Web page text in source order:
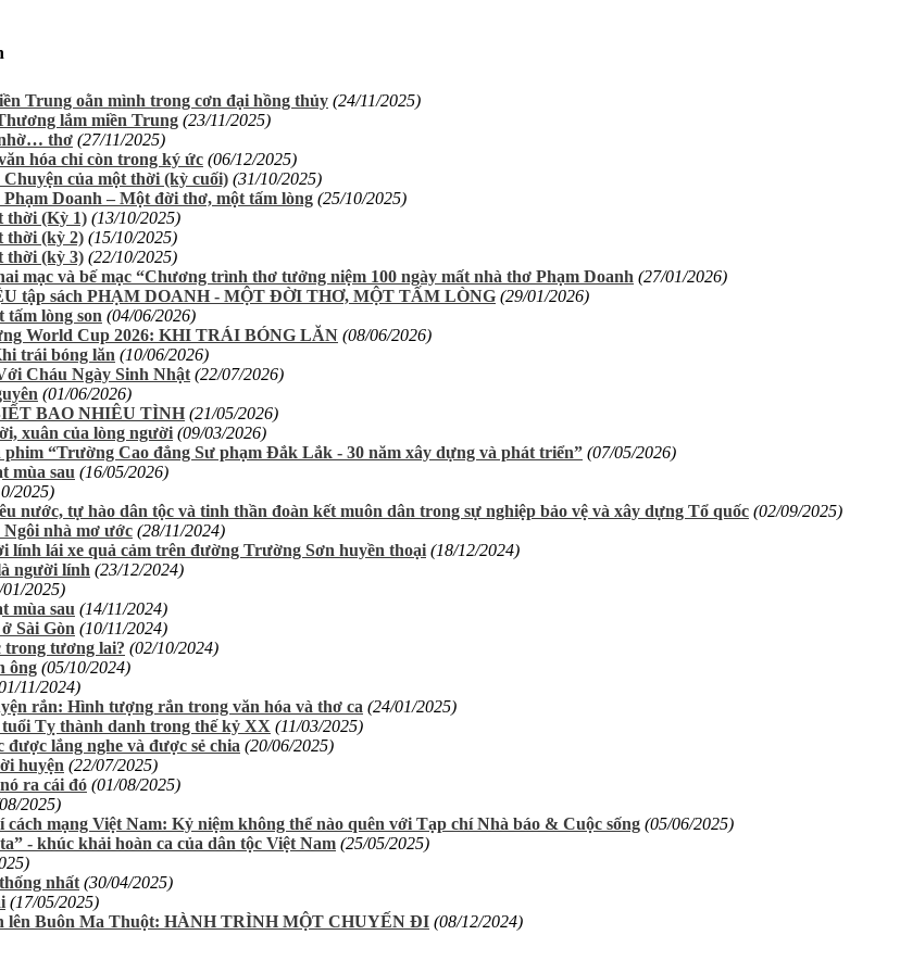
Trung oằn mình trong cơn đại hồng thủy (24/11/2025)
lắm miền Trung (23/11/2025)
thơ (27/11/2025)
hóa chỉ còn trong ký ức (06/12/2025)
của một thời (kỳ cuối) (31/10/2025)
Doanh – Một đời thơ, một tấm lòng (25/10/2025)
thời (Kỳ 1) (13/10/2025)
thời (kỳ 2) (15/10/2025)
thời (kỳ 3) (22/10/2025)
mạc và bế mạc “Chương trình thơ tưởng niệm 100 ngày mất nhà thơ Phạm Doanh (27/01/2026)
tập sách PHẠM DOANH - MỘT ĐỜI THƠ, MỘT TẤM LÒNG (29/01/2026)
tấm lòng son (04/06/2026)
World Cup 2026: KHI TRÁI BÓNG LĂN (08/06/2026)
trái bóng lăn (10/06/2026)
Cháu Ngày Sinh Nhật (22/07/2026)
(01/06/2026)
BAO NHIÊU TÌNH (21/05/2026)
xuân của lòng người (09/03/2026)
“Trường Cao đẳng Sư phạm Đắk Lắk - 30 năm xây dựng và phát triển” (07/05/2026)
mùa sau (16/05/2026)
2025)
nước, tự hào dân tộc và tinh thần đoàn kết muôn dân trong sự nghiệp bảo vệ và xây dựng Tổ quốc (02/09/2025)
nhà mơ ước (28/11/2024)
lính lái xe quả cảm trên đường Trường Sơn huyền thoại (18/12/2024)
người lính (23/12/2024)
2025)
mùa sau (14/11/2024)
Sài Gòn (10/11/2024)
trong tương lai? (02/10/2024)
ông (05/10/2024)
11/2024)
rắn: Hình tượng rắn trong văn hóa và thơ ca (24/01/2025)
Tỵ thành danh trong thế kỷ XX (11/03/2025)
được lắng nghe và được sẻ chia (20/06/2025)
huyện (22/07/2025)
ra cái đó (01/08/2025)
2025)
cách mạng Việt Nam: Kỷ niệm không thể nào quên với Tạp chí Nhà báo & Cuộc sống (05/06/2025)
- khúc khải hoàn ca của dân tộc Việt Nam (25/05/2025)
nhất (30/04/2025)
(17/05/2025)
lên Buôn Ma Thuột: HÀNH TRÌNH MỘT CHUYẾN ĐI (08/12/2024)